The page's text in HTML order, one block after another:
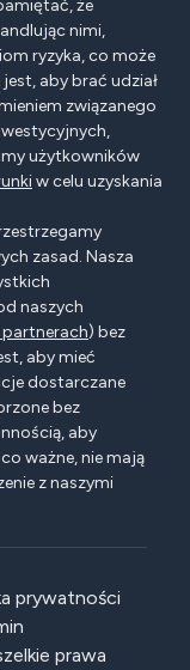
że
nimi,
ryzyka, co może
aby brać udział
związanego
użytkowników
w celu uzyskania
zasad. Nasza
naszych
partnerach) bez
aby mieć
dostarczane
bez
aby
ważne, nie mają
z naszymi
prawa
prywatności